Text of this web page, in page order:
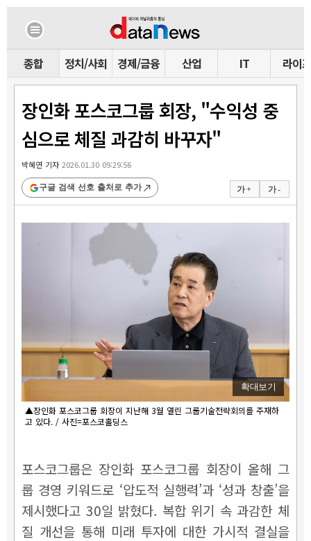
종합 정치/사회 경제/금융 산업 IT 라이프
장인화 포스코그룹 회장, "수익성 중
심으로 체질 과감히 바꾸자"
박혜연 기자2026.01.30 09:29:56
가 + 가 -
구글 검색 선호 출처로 추가
확대보기
▲장인화 포스코그룹 회장이 지난해 3월 열린 그룹기술전략회의를 주재하
고 있다. / 사진=포스코홀딩스
포스코그룹은 장인화 포스코그룹 회장이 올해 그
룹 경영 키워드로 ‘압도적 실행력’과 ‘성과 창출’을
제시했다고 30일 밝혔다. 복합 위기 속 과감한 체
질 개선을 통해 미래 투자에 대한 가시적 결실을